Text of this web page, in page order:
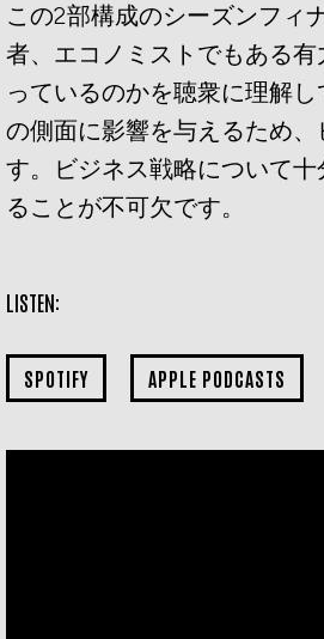
この2部構成のシーズンフィ
者、エコノミストでもある
っているのかを聴衆に理解
の側面に影響を与えるため
す。ビジネス戦略について
ることが不可欠です。
LISTEN:
SPOTIFY APPLE PODCASTS